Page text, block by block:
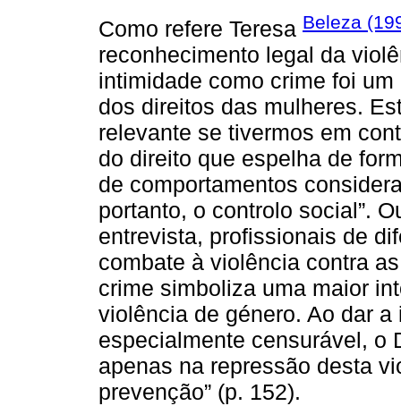
Como refere Teresa Beleza
reconhecimento legal da
intimidade como crime foi
dos direitos das mulheres.
relevante se tivermos em
do direito que espelha de
de comportamentos
portanto, o controlo social”.
entrevista, profissionais de
combate à violência contra
crime simboliza uma maior
violência de género. Ao dar
especialmente censurável, o
apenas na repressão desta
prevenção” (p. 152).